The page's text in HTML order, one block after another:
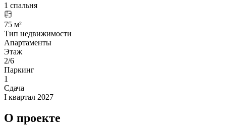
1 спальня
75 м²
Тип недвижимости
Апартаменты
Этаж
2/6
Паркинг
1
Сдача
I квартал 2027
О проекте